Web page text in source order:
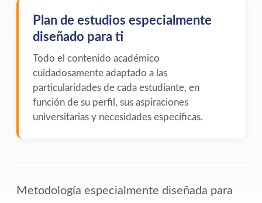
Plan de estudios especialmente
diseñado para ti
Todo el contenido académico
cuidadosamente adaptado a las
particularidades de cada estudiante, en
función de su perfil, sus aspiraciones
universitarias y necesidades específicas.
Metodología especialmente diseñada para